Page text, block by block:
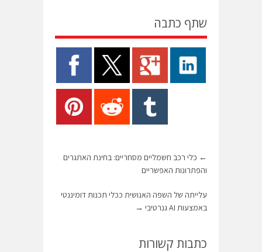
שתף כתבה
← כלי רכב חשמליים מסחריים: בחינת האתגרים
והפתרונות האפשריים
עלייתה של השפה האנושית ככלי תכנות דומיננטי
באמצעות AI גנרטיבי
→
כתבות קשורות